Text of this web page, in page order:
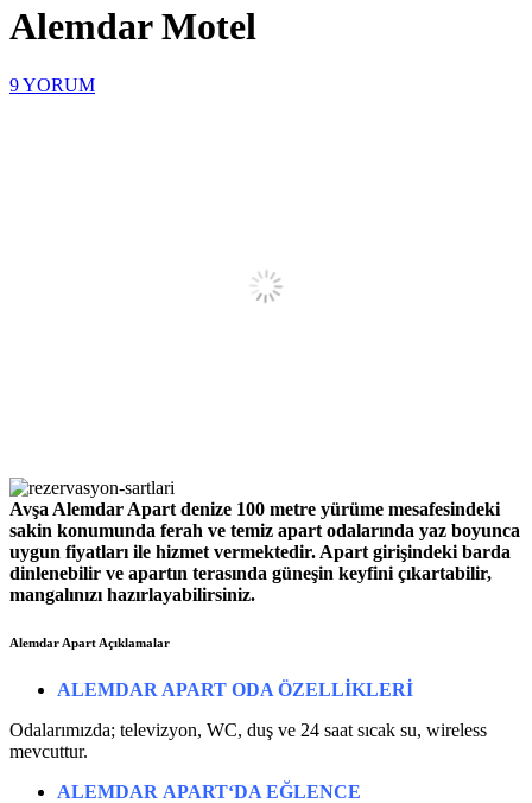
Alemdar Motel
9YORUM
Avşa Alemdar Apart denize 100 metre yürüme mesafesindeki
sakin konumunda ferah ve temiz apart odalarında yaz boyunca
uygun fiyatları ile hizmet vermektedir. Apart girişindeki barda
dinlenebilir ve apartın terasında güneşin keyfini çıkartabilir,
mangalınızı hazırlayabilirsiniz.
Alemdar Apart Açıklamalar
ALEMDAR APART ODA ÖZELLİKLERİ
Odalarımızda; televizyon, WC, duş ve 24 saat sıcak su, wireless
mevcuttur.
ALEMDAR APART‘DA EĞLENCE